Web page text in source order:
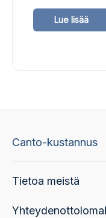
Lue lisää
Canto-kustannus
Tietoa meistä